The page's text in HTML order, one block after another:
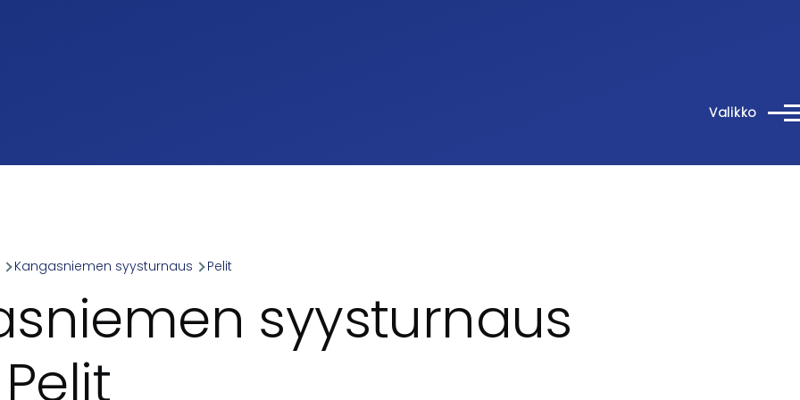
Valikko
Kangasniemen syysturnaus Pelit
syysturnaus